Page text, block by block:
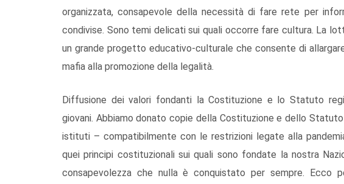
organizzata, consapevole della necessità di fare rete per
condivise. Sono temi delicati sui quali occorre fare cultura. La
un grande progetto educativo-culturale che consente di
mafia alla promozione della legalità.
Diffusione dei valori fondanti la Costituzione e lo Statuto
giovani. Abbiamo donato copie della Costituzione e dello
istituti – compatibilmente con le restrizioni legate alla
quei principi costituzionali sui quali sono fondate la nostra
consapevolezza che nulla è conquistato per sempre. Ecco